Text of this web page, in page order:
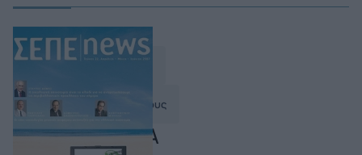
Αποθήκευση τεύχους
ΠΕΡΙΕΧΟΜΕΝΑ